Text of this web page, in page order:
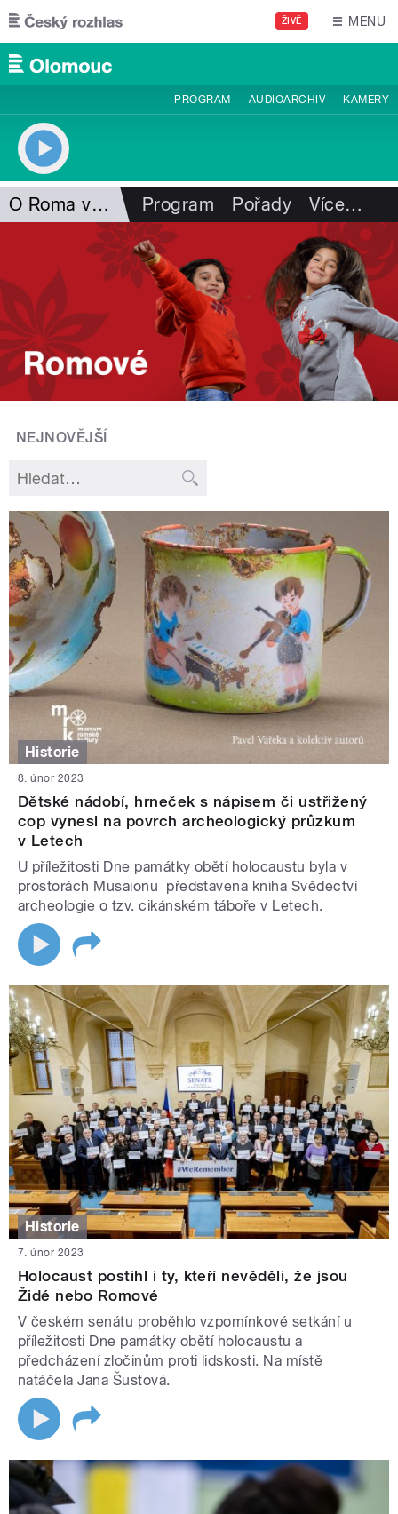
Přejít k hlavnímu obsahu
ŽIVĚ MENU
PROGRAM AUDIOARCHIV KAMERY
O Roma vakeren Program Pořady Více…
NEJNOVĚJŠÍ
Historie
8. únor 2023
Dětské nádobí, hrneček s nápisem či ustřižený
cop vynesl na povrch archeologický průzkum
v Letech
U příležitosti Dne památky obětí holocaustu byla v
prostorách Musaionu představena kniha Svědectví
archeologie o tzv. cikánském táboře v Letech.
Historie
7. únor 2023
Holocaust postihl i ty, kteří nevěděli, že jsou
Židé nebo Romové
V českém senátu proběhlo vzpomínkové setkání u
příležitosti Dne památky obětí holocaustu a
předcházení zločinům proti lidskosti. Na místě
natáčela Jana Šustová.